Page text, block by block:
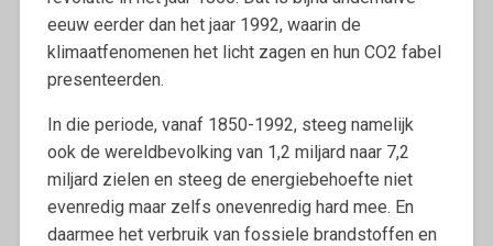
eeuw eerder dan het jaar 1992, waarin de
klimaatfenomenen het licht zagen en hun CO2 fabel
presenteerden.
In die periode, vanaf 1850-1992, steeg namelijk
ook de wereldbevolking van 1,2 miljard naar 7,2
miljard zielen en steeg de energiebehoefte niet
evenredig maar zelfs onevenredig hard mee. En
daarmee het verbruik van fossiele brandstoffen en